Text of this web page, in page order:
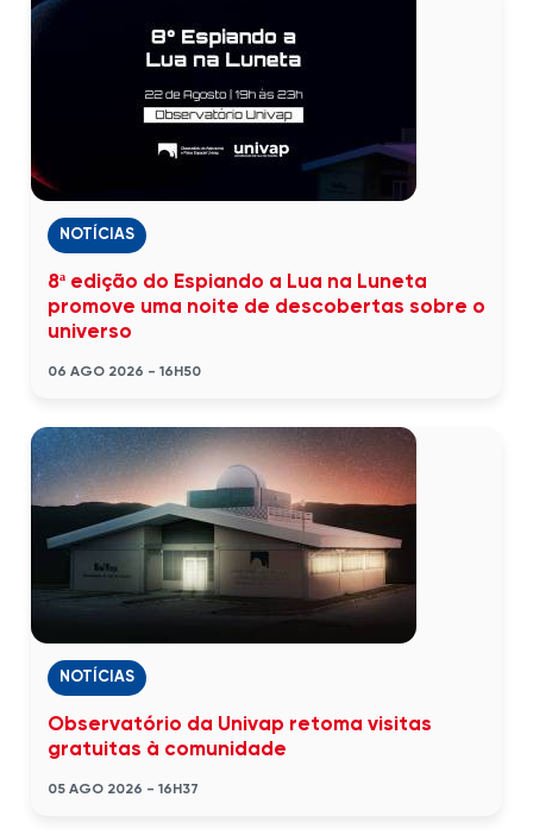
NOTÍCIAS
8ª edição do Espiando a Lua na Luneta
promove uma noite de descobertas sobre o
universo
06 AGO 2026 - 16H50
NOTÍCIAS
Observatório da Univap retoma visitas
gratuitas à comunidade
05 AGO 2026 - 16H37